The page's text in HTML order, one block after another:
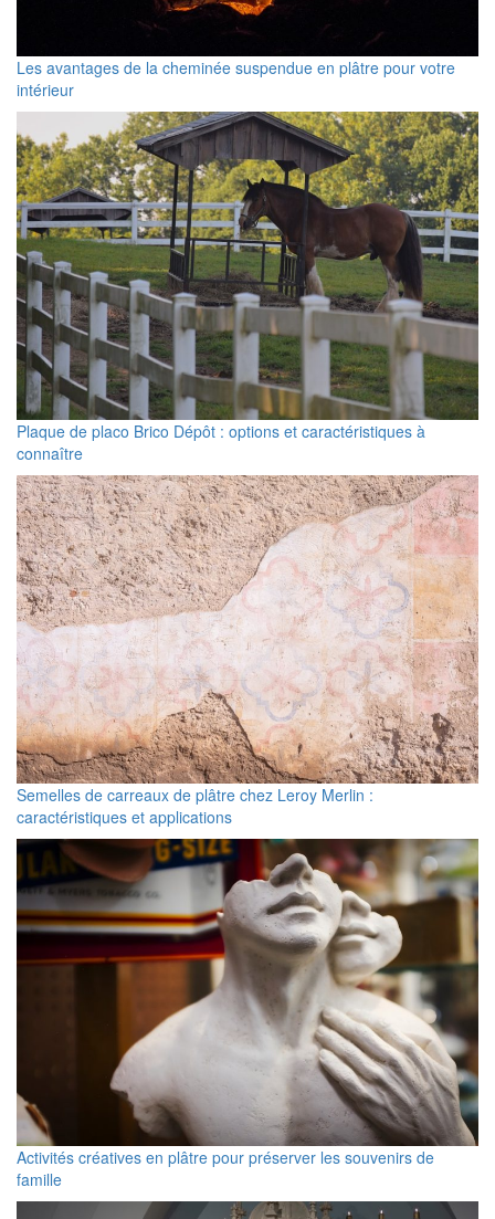
Les avantages de la cheminée suspendue en plâtre pour votre
intérieur
Plaque de placo Brico Dépôt : options et caractéristiques à
connaître
Semelles de carreaux de plâtre chez Leroy Merlin :
caractéristiques et applications
Activités créatives en plâtre pour préserver les souvenirs de
famille